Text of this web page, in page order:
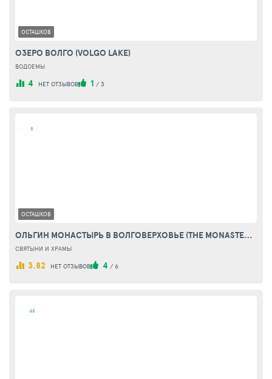
ОСТАШКОВ
ОЗЕРО ВОЛГО (VOLGO LAKE)
ВОДОЕМЫ
4 НЕТ ОТЗЫВОВ 1 / 3
8
ОСТАШКОВ
ОЛЬГИН МОНАСТЫРЬ В ВОЛГОВЕРХОВЬЕ (THE MONASTERY OF ST. OLGA (OLGINSKY MONASTERY))
СВЯТЫНИ И ХРАМЫ
3.82 НЕТ ОТЗЫВОВ 4 / 6
48